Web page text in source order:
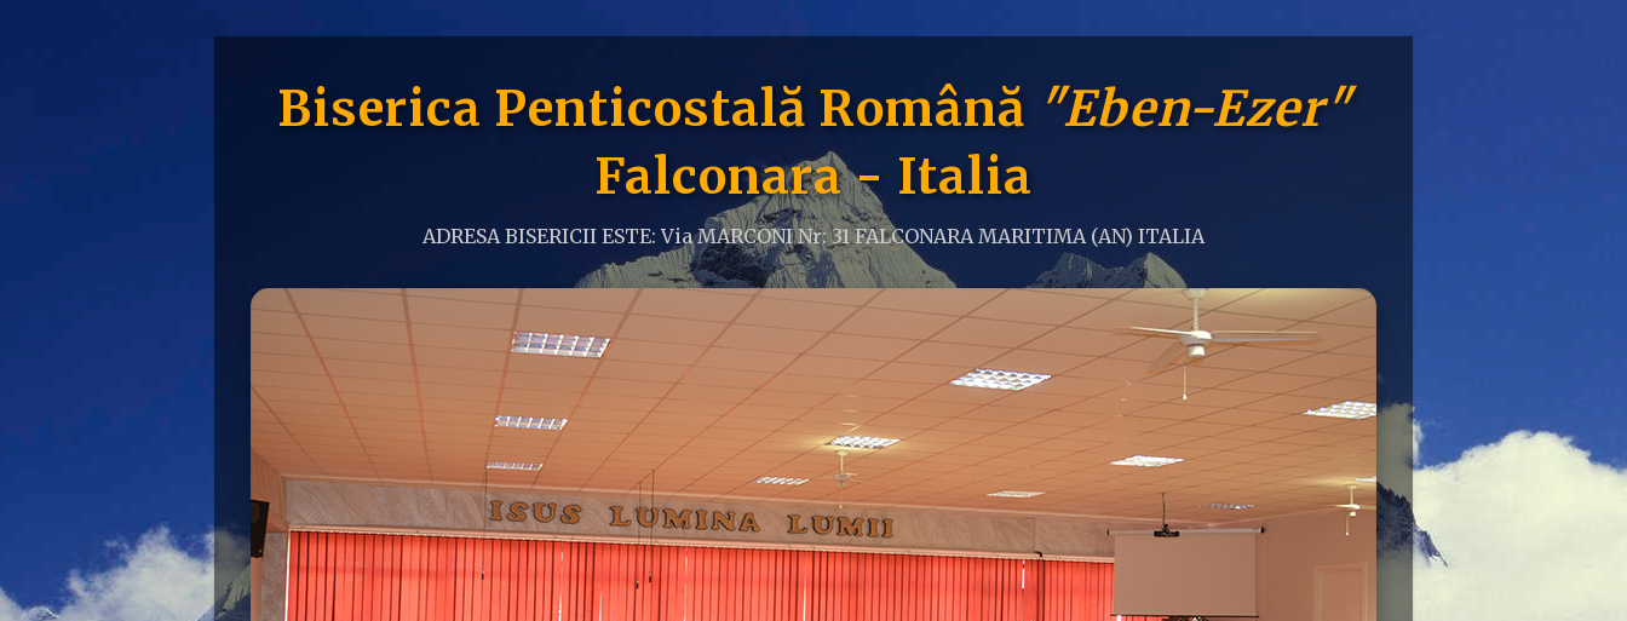
Biserica Penticostală Română "Eben-Ezer"
Falconara - Italia
ADRESA BISERICII ESTE: Via MARCONI Nr: 31 FALCONARA MARITIMA (AN) ITALIA